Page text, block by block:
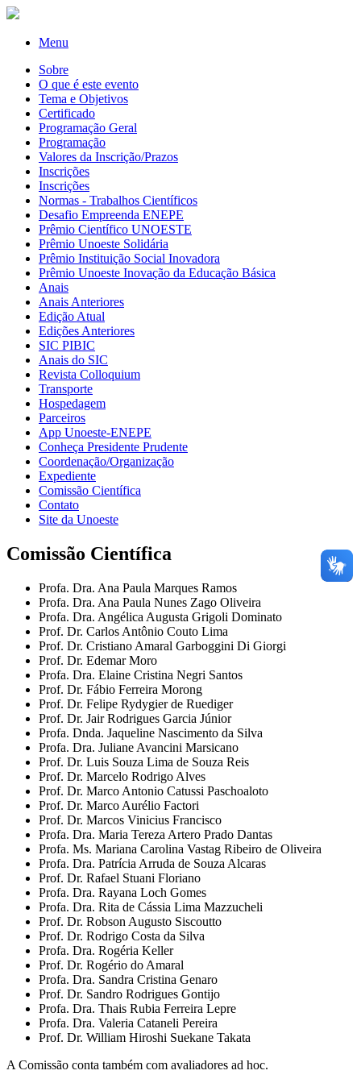
Menu
Sobre
O que é este evento
Tema e Objetivos
Certificado
Programação Geral
Programação
Valores da Inscrição/Prazos
Inscrições
Inscrições
Normas - Trabalhos Científicos
Desafio Empreenda ENEPE
Prêmio Científico UNOESTE
Prêmio Unoeste Solidária
Prêmio Instituição Social Inovadora
Prêmio Unoeste Inovação da Educação Básica
Anais
Anais Anteriores
Edição Atual
Edições Anteriores
SIC PIBIC
Anais do SIC
Revista Colloquium
Transporte
Hospedagem
Parceiros
App Unoeste-ENEPE
Conheça Presidente Prudente
Coordenação/Organização
Expediente
Comissão Científica
Contato
Site da Unoeste
Comissão Científica
Profa. Dra. Ana Paula Marques Ramos
Profa. Dra. Ana Paula Nunes Zago Oliveira
Profa. Dra. Angélica Augusta Grigoli Dominato
Prof. Dr. Carlos Antônio Couto Lima
Prof. Dr. Cristiano Amaral Garboggini Di Giorgi
Prof. Dr. Edemar Moro
Profa. Dra. Elaine Cristina Negri Santos
Prof. Dr. Fábio Ferreira Morong
Prof. Dr. Felipe Rydygier de Ruediger
Prof. Dr. Jair Rodrigues Garcia Júnior
Profa. Dnda. Jaqueline Nascimento da Silva
Profa. Dra. Juliane Avancini Marsicano
Prof. Dr. Luis Souza Lima de Souza Reis
Prof. Dr. Marcelo Rodrigo Alves
Prof. Dr. Marco Antonio Catussi Paschoaloto
Prof. Dr. Marco Aurélio Factori
Prof. Dr. Marcos Vinicius Francisco
Profa. Dra. Maria Tereza Artero Prado Dantas
Profa. Ms. Mariana Carolina Vastag Ribeiro de Oliveira
Profa. Dra. Patrícia Arruda de Souza Alcaras
Prof. Dr. Rafael Stuani Floriano
Profa. Dra. Rayana Loch Gomes
Profa. Dra. Rita de Cássia Lima Mazzucheli
Prof. Dr. Robson Augusto Siscoutto
Prof. Dr. Rodrigo Costa da Silva
Profa. Dra. Rogéria Keller
Prof. Dr. Rogério do Amaral
Profa. Dra. Sandra Cristina Genaro
Prof. Dr. Sandro Rodrigues Gontijo
Profa. Dra. Thais Rubia Ferreira Lepre
Profa. Dra. Valeria Cataneli Pereira
Prof. Dr. William Hiroshi Suekane Takata
A Comissão conta também com avaliadores ad hoc.